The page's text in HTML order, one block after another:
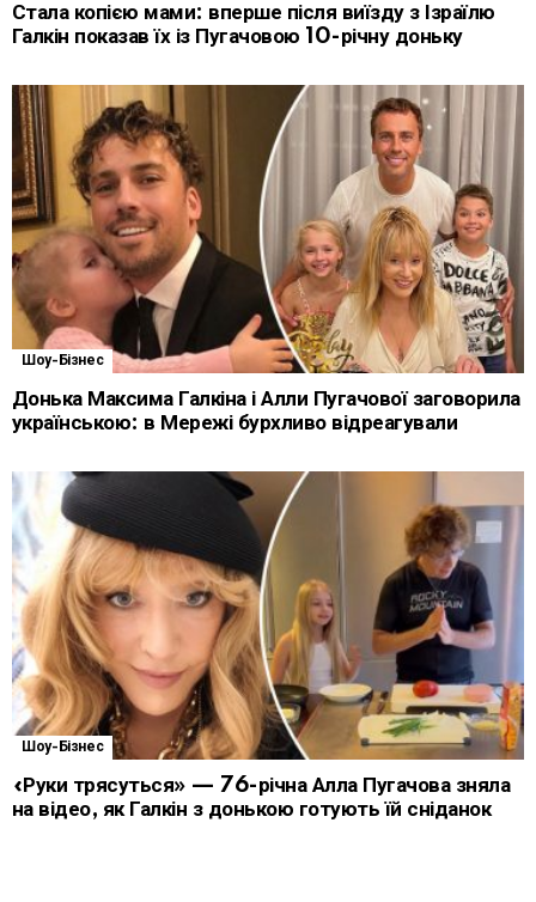
Стала копією мами: вперше після виїзду з Ізраїлю
Галкін показав їх із Пугачовою 10-річну доньку
Шоу-Бізнес
Донька Максима Галкіна і Алли Пугачової заговорила
українською: в Мережі бурхливо відреагували
Шоу-Бізнес
«Руки трясуться» — 76-річна Алла Пугачова зняла
на відео, як Галкін з донькою готують їй сніданок